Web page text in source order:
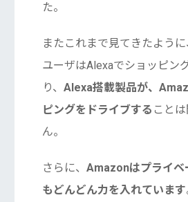
た。
またこれまで見てきたよう
ユーザはAlexaでショッピン
り、 Alexa搭載製品が、
ピングをドライブする こと
ん。
さらに、 Amazonはプライベ
もどんどん力を入れています